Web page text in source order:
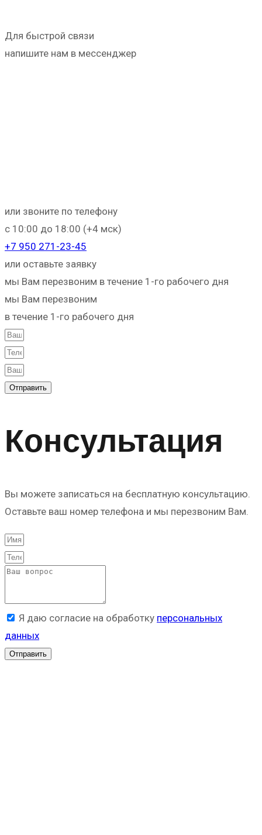
Для быстрой связи
напишите нам в мессенджер
или звоните по телефону
с 10:00 до 18:00 (+4 мск)
+7 950 271-23-45
или оставьте заявку
мы Вам перезвоним в течение 1-го рабочего дня
мы Вам перезвоним
в течение 1-го рабочего дня
Отправить
Консультация
Вы можете записаться на бесплатную консультацию.
Оставьте ваш номер телефона и мы перезвоним Вам.
Я даю согласие на обработку персональных
данных
Отправить